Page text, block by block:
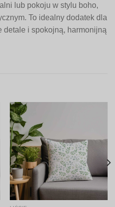
lub pokoju w stylu boho,
To idealny dodatek dla
detale i spokojną, harmonijną